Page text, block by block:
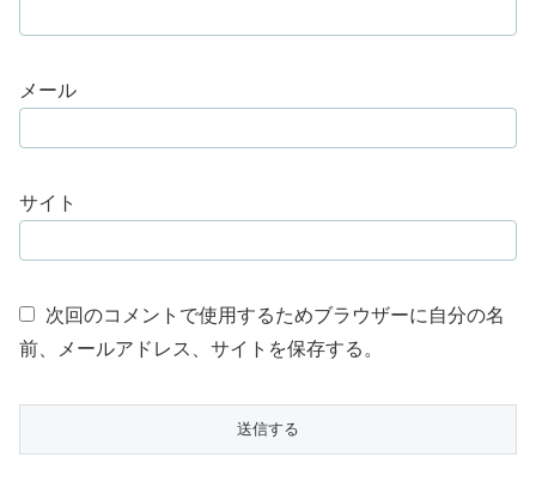
メール
サイト
次回のコメントで使用するためブラウザーに自分の名
前、メールアドレス、サイトを保存する。